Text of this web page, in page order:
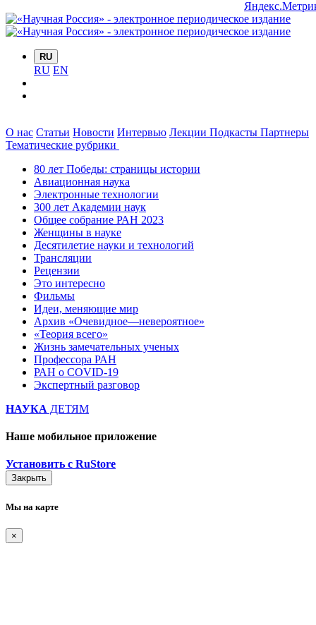
RU
RU EN
О нас Статьи Новости Интервью Лекции Подкасты Партнеры
Тематические рубрики
80 лет Победы: страницы истории
Авиационная наука
Электронные технологии
300 лет Академии наук
Общее собрание РАН 2023
Женщины в науке
Десятилетие науки и технологий
Трансляции
Рецензии
Это интересно
Фильмы
Идеи, меняющие мир
Архив «Очевидное—невероятное»
«Теория всего»
Жизнь замечательных ученых
Профессора РАН
РАН о COVID-19
Экспертный разговор
НАУКА ДЕТЯМ
Наше мобильное приложение
Установить с RuStore
Закрыть
Мы на карте
×